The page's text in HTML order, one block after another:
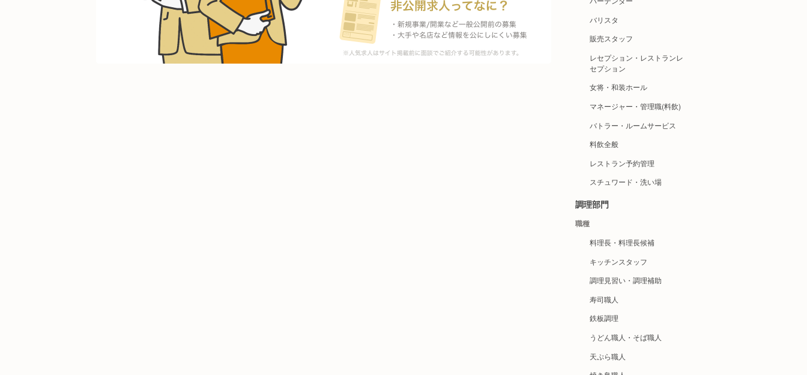
バリスタ
販売スタッフ
レセプション・レストランレ
セプション
女将・和装ホール
マネージャー・管理職(料飲)
バトラー・ルームサービス
料飲全般
レストラン予約管理
スチュワード・洗い場
調理部門
職種
料理長・料理長候補
キッチンスタッフ
調理見習い・調理補助
寿司職人
鉄板調理
うどん職人・そば職人
天ぷら職人